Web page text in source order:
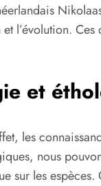
l’évolution.
et
les
nous
sur les